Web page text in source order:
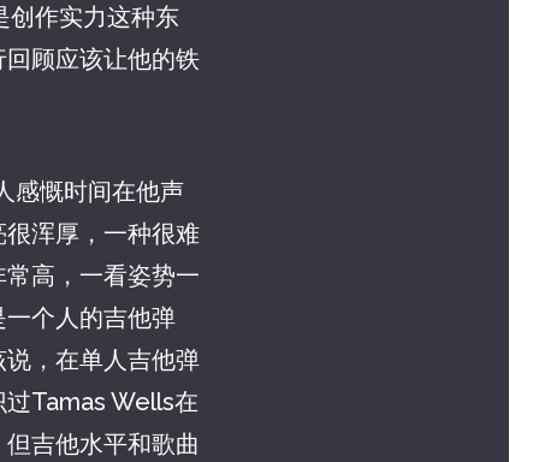
创作实力这种东
顾应该让他的铁
感慨时间在他声
浑厚，一种很难
高，一看姿势一
个人的吉他弹
，在单人吉他弹
过Tamas Wells在
吉他水平和歌曲